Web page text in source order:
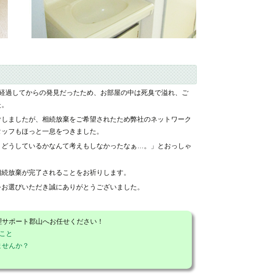
過してからの発見だったため、お部屋の中は死臭で溢れ、ご
ましたが、相続放棄をご希望されたため弊社のネットワーク
フもほっと一息をつきました。
うしているかなんて考えもしなかったなぁ…。」とおっしゃ
放棄が完了されることをお祈りします。
選びいただき誠にありがとうございました。
ポート郡山へお任せください！
と
んか？